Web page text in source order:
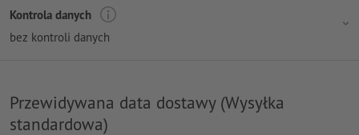
Kontrola danych
bez kontroli danych
Przewidywana data dostawy (Wysyłka
standardowa)